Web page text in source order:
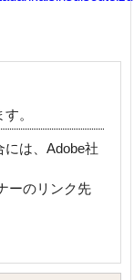
。
は、Adobe社
ーのリンク先